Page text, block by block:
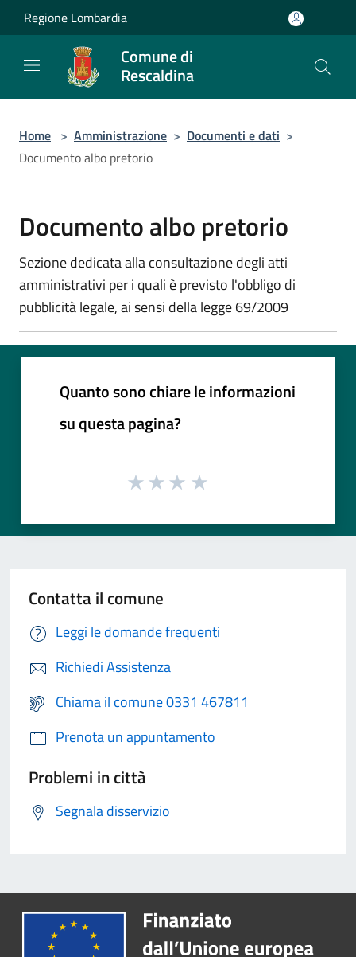
Salta al contenuto principale
Regione Lombardia
Comune di
Rescaldina
Home > Amministrazione > Documenti e dati >
Documento albo pretorio
Documento albo pretorio
Sezione dedicata alla consultazione degli atti
amministrativi per i quali è previsto l'obbligo di
pubblicità legale, ai sensi della legge 69/2009
Quanto sono chiare le informazioni
su questa pagina?
Contatta il comune
Leggi le domande frequenti
Richiedi Assistenza
Chiama il comune 0331 467811
Prenota un appuntamento
Problemi in città
Segnala disservizio